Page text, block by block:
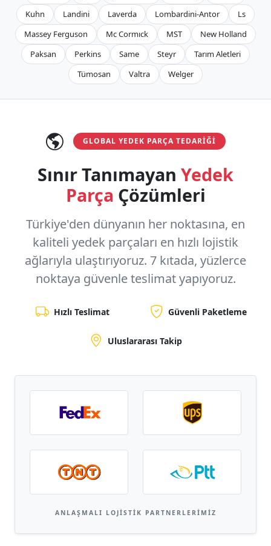
Kuhn
Landini Laverda Lombardini-Antor
Ls
Massey Ferguson
Mc Cormıck MST
New Holland
Paksan
Perkins Same Steyr
Tarım Aletleri
Tümosan
Valtra Welger
GLOBAL YEDEK PARÇA TEDARIĞI
Sınır Tanımayan Yedek
Parça Çözümleri
Türkiye'den dünyanın her noktasına, en
kaliteli yedek parçaları en hızlı lojistik
ağlarıyla ulaştırıyoruz. 7 kıtada, yüzlerce
noktaya güvenle teslimat yapıyoruz.
Hızlı Teslimat Güvenli Paketleme
Uluslararası Takip
ANLAŞMALI LOJISTIK PARTNERLERIMIZ